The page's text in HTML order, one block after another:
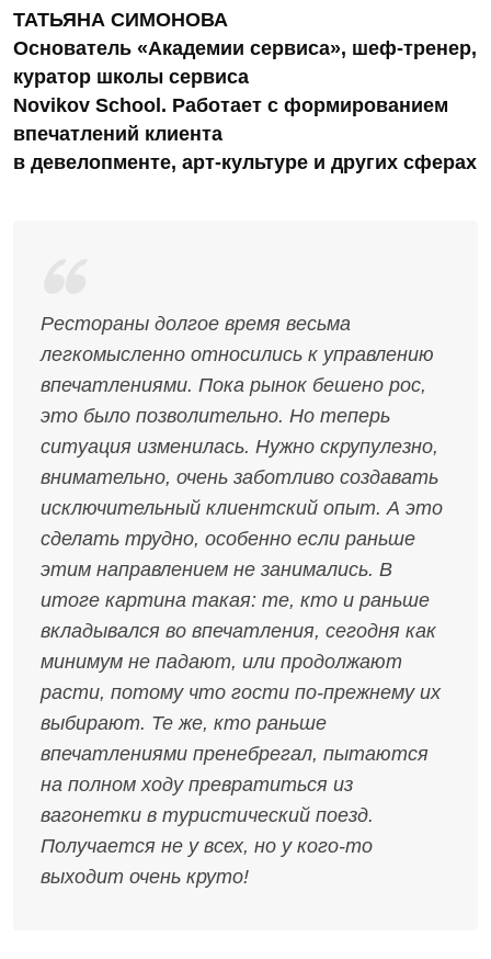
ТАТЬЯНА СИМОНОВА
Основатель «Академии сервиса», шеф-тренер,
куратор школы сервиса
Novikov School. Работает с формированием
впечатлений клиента
в девелопменте, арт-культуре и других сферах
Рестораны долгое время весьма
легкомысленно относились к управлению
впечатлениями. Пока рынок бешено рос,
это было позволительно. Но теперь
ситуация изменилась. Нужно скрупулезно,
внимательно, очень заботливо создавать
исключительный клиентский опыт. А это
сделать трудно, особенно если раньше
этим направлением не занимались. В
итоге картина такая: те, кто и раньше
вкладывался во впечатления, сегодня как
минимум не падают, или продолжают
расти, потому что гости по-прежнему их
выбирают. Те же, кто раньше
впечатлениями пренебрегал, пытаются
на полном ходу превратиться из
вагонетки в туристический поезд.
Получается не у всех, но у кого-то
выходит очень круто!